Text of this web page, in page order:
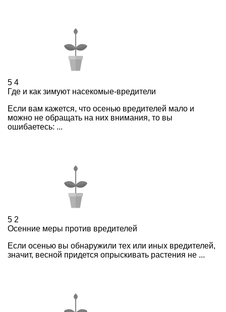
5 4
Где и как зимуют насекомые-вредители
Если вам кажется, что осенью вредителей мало и
можно не обращать на них внимания, то вы
ошибаетесь: ...
5 2
Осенние меры против вредителей
Если осенью вы обнаружили тех или иных вредителей,
значит, весной придется опрыскивать растения не ...